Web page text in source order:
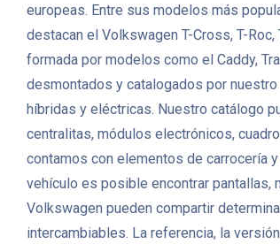
europeas. Entre sus modelos más
destacan el Volkswagen T-Cross, T-
formada por modelos como el Caddy,
desmontados y catalogados por
híbridas y eléctricas. Nuestro catálogo
centralitas, módulos electrónicos,
contamos con elementos de carrocería
vehículo es posible encontrar pantallas,
Volkswagen pueden compartir
intercambiables. La referencia, la